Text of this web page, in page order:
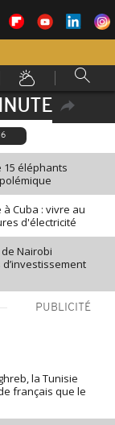
15 éléphants
Cuba : vivre au
d'électricité
Nairobi
PUBLICITÉ
la Tunisie
français que le